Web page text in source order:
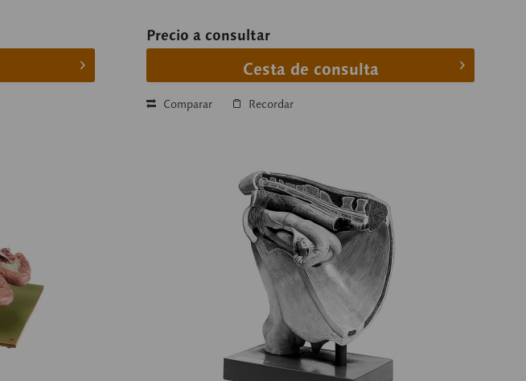
Precio a consultar
Cesta de consulta
Comparar Recordar